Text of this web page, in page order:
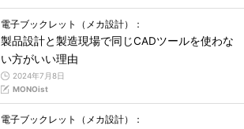
電子ブックレット（メカ設計）：
製品設計と製造現場で同じCADツールを使わな
い方がいい理由
2024年7月8日
MONOist
電子ブックレット（メカ設計）：